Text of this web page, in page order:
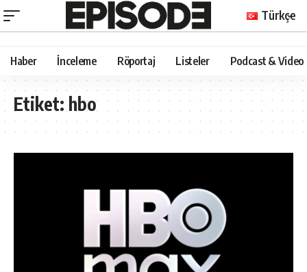
Türkçe
Haber İnceleme Röportaj Listeler Podcast & Video
Etiket:hbo